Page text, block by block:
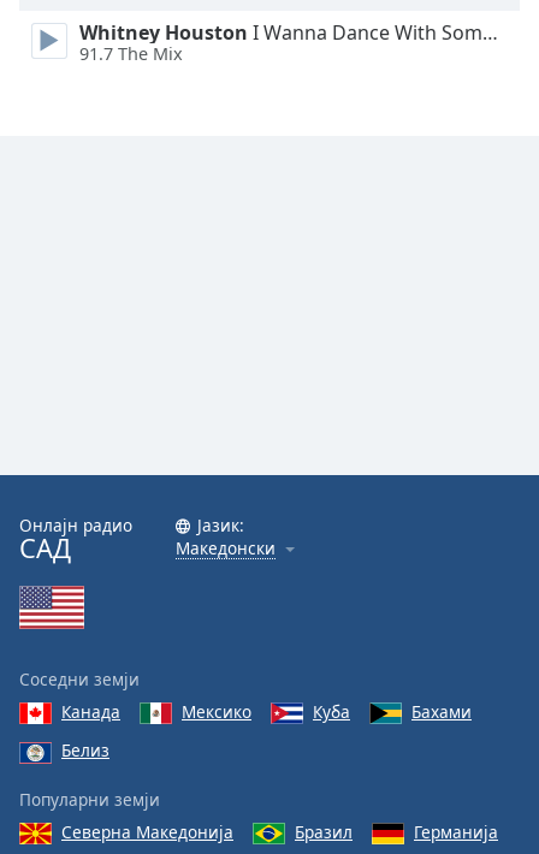
Modal
Dialog
End
Whitney Houston I Wanna Dance With Somebody
91.7 The Mix
Онлајн радио
САД
Јазик:
Македонски
Соседни земји
Канада
Мексико Куба
Бахами
Белиз
Популарни земји
Северна Македонија
Бразил
Германија